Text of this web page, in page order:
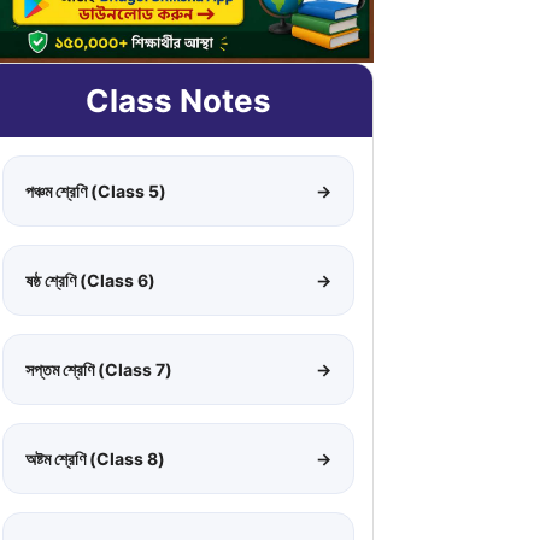
Class Notes
পঞ্চম শ্রেণি (Class 5) →
ষষ্ঠ শ্রেণি (Class 6) →
সপ্তম শ্রেণি (Class 7) →
অষ্টম শ্রেণি (Class 8) →